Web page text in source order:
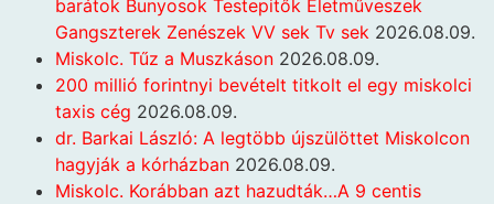
barátok Bunyosok Testepitők Életműveszek
Gangszterek Zenészek VV sek Tv sek 2026.08.09.
Miskolc. Tűz a Muszkáson 2026.08.09.
200 millió forintnyi bevételt titkolt el egy miskolci
taxis cég 2026.08.09.
dr. Barkai László: A legtöbb újszülöttet Miskolcon
hagyják a kórházban 2026.08.09.
Miskolc. Korábban azt hazudták…A 9 centis